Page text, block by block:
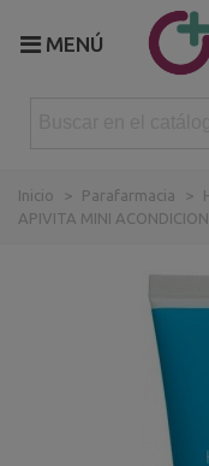
MENÚ
Inicio > Parafarmacia >
APIVITA MINI